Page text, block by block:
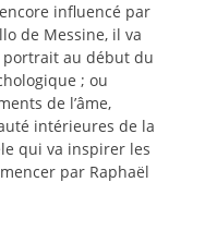
influencé par
de Messine, il va
au début du
; ou
de l’âme,
intérieures de la
qui va inspirer les
par Raphaël